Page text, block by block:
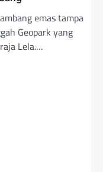
emas tampa
Geopark yang
Lela.…